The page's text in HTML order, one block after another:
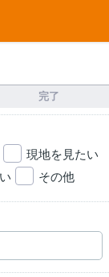
完了
現地を見たい
その他